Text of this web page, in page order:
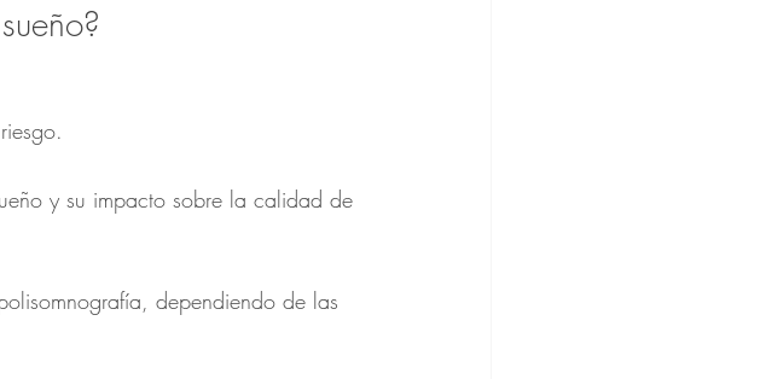
y su impacto sobre la calidad de
dependiendo de las